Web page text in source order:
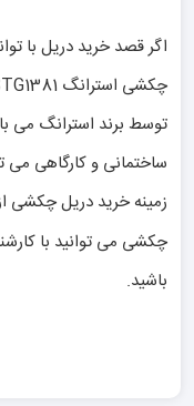
اگر قصد خرید دریل با
توسط برند استرانگ می
ساختمانی و کارگاهی می
زمینه خرید دریل چکشی
چکشی می توانید با
باشید.